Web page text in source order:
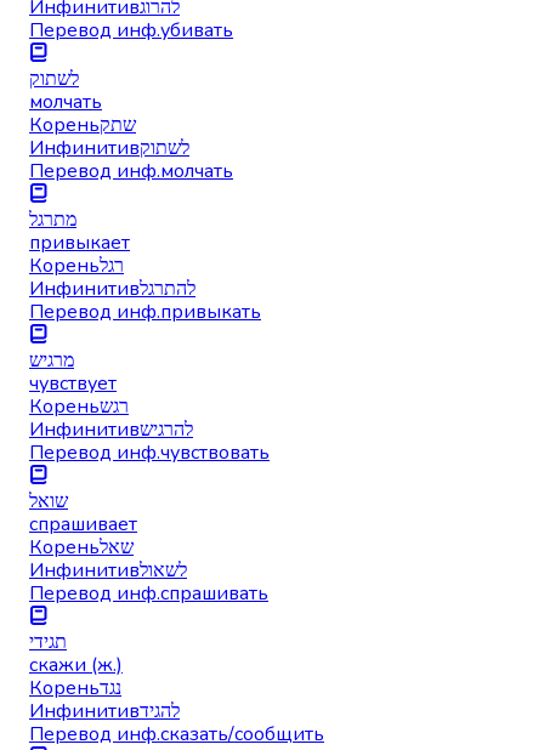
Инфинитивלהרוג
Перевод инф.убивать
לשתוק
молчать
Кореньשתק
Инфинитивלשתוק
Перевод инф.молчать
מתרגל
привыкает
Кореньרגל
Инфинитивלהתרגל
Перевод инф.привыкать
מרגיש
чувствует
Кореньרגש
Инфинитивלהרגיש
Перевод инф.чувствовать
שואל
спрашивает
Кореньשאל
Инфинитивלשאול
Перевод инф.спрашивать
תגידי
скажи (ж.)
Кореньנגד
Инфинитивלהגיד
Перевод инф.сказать/сообщить